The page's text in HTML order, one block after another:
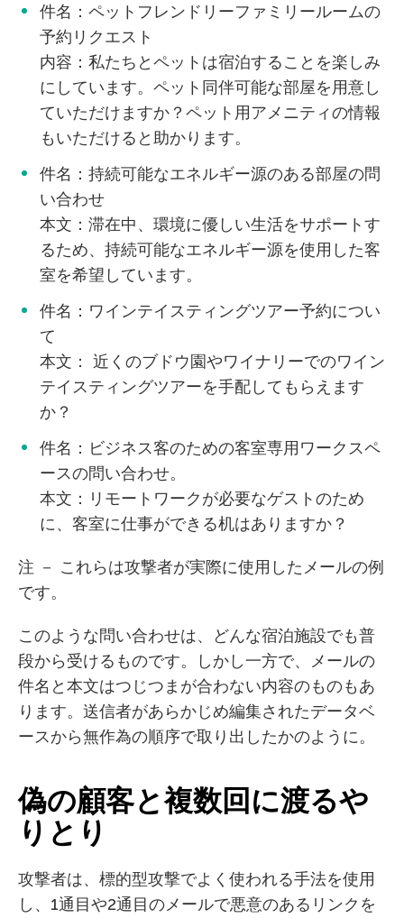
件名：ペットフレンドリーファミリールームの
予約リクエスト
内容：私たちとペットは宿泊することを楽しみ
にしています。ペット同伴可能な部屋を用意し
ていただけますか？ペット用アメニティの情報
もいただけると助かります。
件名：持続可能なエネルギー源のある部屋の問
い合わせ
本文：滞在中、環境に優しい生活をサポートす
るため、持続可能なエネルギー源を使用した客
室を希望しています。
件名：ワインテイスティングツアー予約につい
て
本文： 近くのブドウ園やワイナリーでのワイン
テイスティングツアーを手配してもらえます
か？
件名：ビジネス客のための客室専用ワークスペ
ースの問い合わせ。
本文：リモートワークが必要なゲストのため
に、客室に仕事ができる机はありますか？
注 － これらは攻撃者が実際に使用したメールの例
です。
このような問い合わせは、どんな宿泊施設でも普
段から受けるものです。しかし一方で、メールの
件名と本文はつじつまが合わない内容のものもあ
ります。送信者があらかじめ編集されたデータベ
ースから無作為の順序で取り出したかのように。
偽の顧客と複数回に渡るや
りとり
攻撃者は、標的型攻撃でよく使われる手法を使用
し、1通目や2通目のメールで悪意のあるリンクを